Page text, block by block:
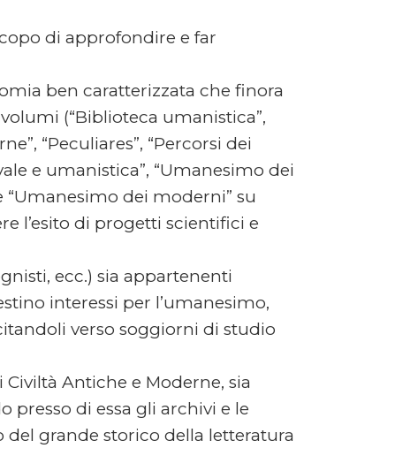
di approfondire e far
ben caratterizzata che finora
(“Biblioteca umanistica”,
“Peculiares”, “Percorsi dei
e umanistica”, “Umanesimo dei
“Umanesimo dei moderni” su
l’esito di progetti scientifici e
ecc.) sia appartenenti
interessi per l’umanesimo,
verso soggiorni di studio
Antiche e Moderne, sia
di essa gli archivi e le
del grande storico della letteratura